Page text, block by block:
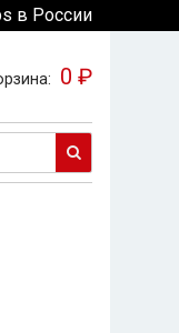
в России
0 ₽